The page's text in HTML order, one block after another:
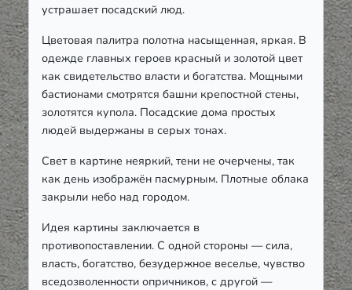
устрашает посадский люд.
Цветовая палитра полотна насыщенная, яркая. В
одежде главных героев красный и золотой цвет
как свидетельство власти и богатства. Мощными
бастионами смотрятся башни крепостной стены,
золотятся купола. Посадские дома простых
людей выдержаны в серых тонах.
Свет в картине неяркий, тени не очерчены, так
как день изображён пасмурным. Плотные облака
закрыли небо над городом.
Идея картины заключается в
противопоставлении. С одной стороны — сила,
власть, богатство, безудержное веселье, чувство
вседозволенности опричников, с другой —